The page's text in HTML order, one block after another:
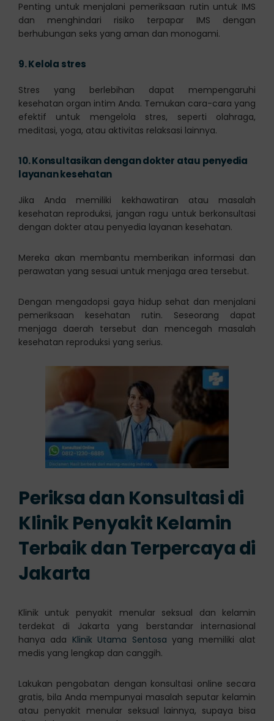
Penting untuk menjalani pemeriksaan rutin untuk IMS
dan menghindari risiko terpapar IMS dengan
berhubungan seks yang aman dan monogami.
9.Kelola stres
Stres yang berlebihan dapat mempengaruhi
kesehatan organ intim Anda. Temukan cara-cara yang
efektif untuk mengelola stres, seperti olahraga,
meditasi, yoga, atau aktivitas relaksasi lainnya.
10.Konsultasikan dengan dokter atau penyedia
layanan kesehatan
Jika Anda memiliki kekhawatiran atau masalah
kesehatan reproduksi, jangan ragu untuk berkonsultasi
dengan dokter atau penyedia layanan kesehatan.
Mereka akan membantu memberikan informasi dan
perawatan yang sesuai untuk menjaga area tersebut.
Dengan mengadopsi gaya hidup sehat dan menjalani
pemeriksaan kesehatan rutin. Seseorang dapat
menjaga daerah tersebut dan mencegah masalah
kesehatan reproduksi yang serius.
Periksa dan Konsultasi di
Klinik Penyakit Kelamin
Terbaik dan Terpercaya di
Jakarta
Klinik untuk penyakit menular seksual dan kelamin
terdekat di Jakarta yang berstandar internasional
hanya ada Klinik Utama Sentosa yang memiliki alat
medis yang lengkap dan canggih.
Lakukan pengobatan dengan konsultasi online secara
gratis, bila Anda mempunyai masalah seputar kelamin
atau penyakit menular seksual lainnya, supaya bisa